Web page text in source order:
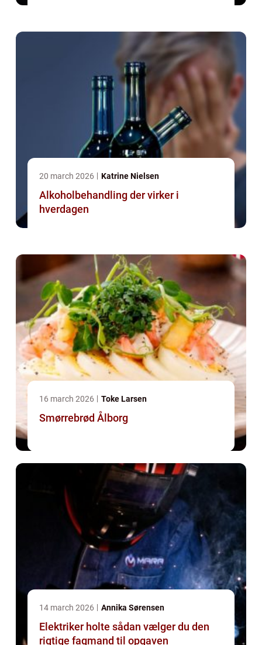
20 march 2026 Katrine Nielsen
Alkoholbehandling der virker i
hverdagen
16 march 2026 Toke Larsen
Smørrebrød Ålborg
14 march 2026 Annika Sørensen
Elektriker holte sådan vælger du den
rigtige fagmand til opgaven